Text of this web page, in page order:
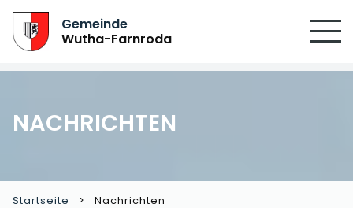
Gemeinde
Wutha-Farnroda
NACHRICHTEN
Startseite Nachrichten